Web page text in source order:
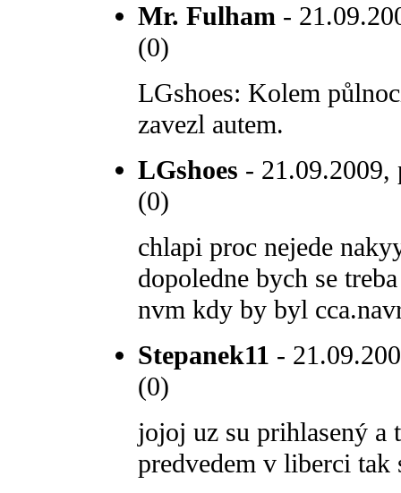
Mr. Fulham -
(0)
LGshoes: Kolem
zavezl autem.
LGshoes - 21.09.2009,
(0)
chlapi proc nejede
dopoledne bych se
nvm kdy by byl
Stepanek11 -
(0)
jojoj uz su prihlasený a
predvedem v liberci